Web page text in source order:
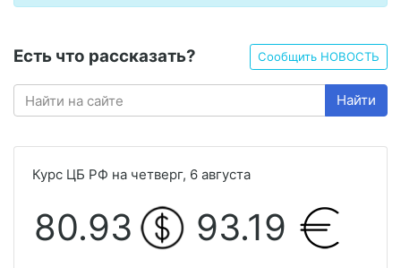
Есть что рассказать? Сообщить НОВОСТЬ
Найти
Курс ЦБ РФ на четверг, 6 августа
80.93 93.19